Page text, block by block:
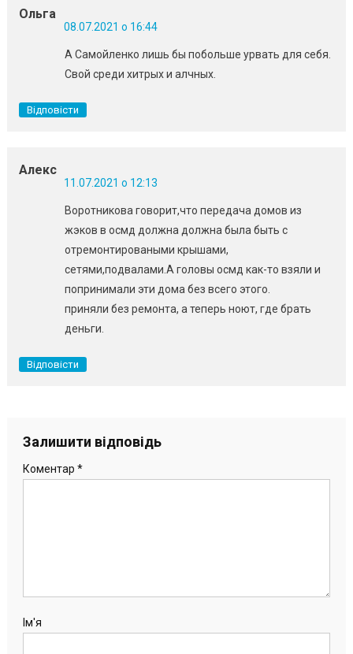
Ольга
08.07.2021 о 16:44
А Самойленко лишь бы побольше урвать для себя.
Свой среди хитрых и алчных.
Відповісти
Алекс
11.07.2021 о 12:13
Воротникова говорит,что передача домов из
жэков в осмд должна должна была быть с
отремонтироваными крышами,
сетями,подвалами.А головы осмд как-то взяли и
попринимали эти дома без всего этого.
приняли без ремонта, а теперь ноют, где брать
деньги.
Відповісти
Залишити відповідь
Коментар *
Ім'я